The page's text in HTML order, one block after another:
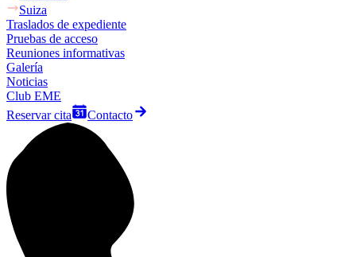
Suiza
Traslados de expediente
Pruebas de acceso
Reuniones informativas
Galería
Noticias
Club EME
Reservar cita
Contacto